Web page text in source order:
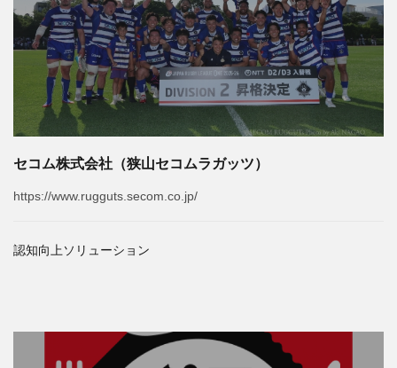
セコム株式会社（狭山セコムラガッツ）
https://www.rugguts.secom.co.jp/
認知向上ソリューション